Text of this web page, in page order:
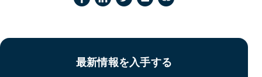
最新情報を入手する